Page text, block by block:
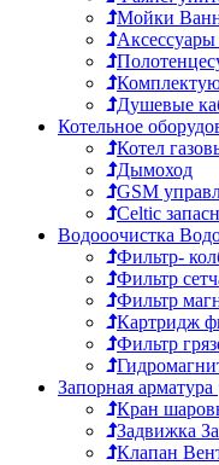
Мойки
Душевые
Котельное
Котел
Дымоход
GSM
Celtic
Водооочистка
Фильтр-
Фильтр
Фильтр
Картридж
Фильтр
Запорная арматура
Кран
Задвижка
Клапан